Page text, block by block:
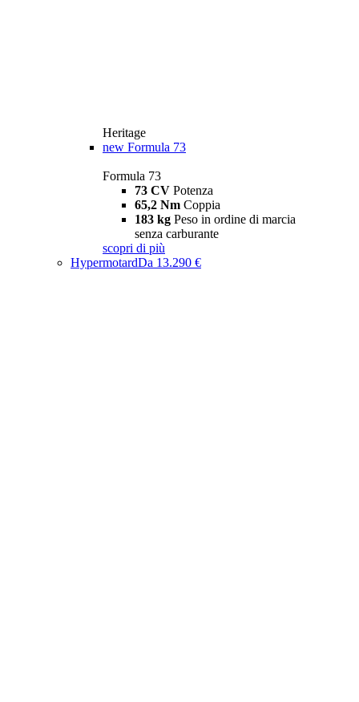
Heritage
new Formula 73
Formula 73
73 CV Potenza
65,2 Nm Coppia
183 kg Peso in ordine di marcia
senza carburante
scopri di più
HypermotardDa 13.290 €